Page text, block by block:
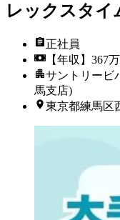
レックスタイ
正社員
【年収】367
サントリービ
馬支店)
東京都練馬区